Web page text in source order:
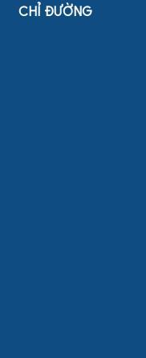
CHỈ ĐƯỜNG